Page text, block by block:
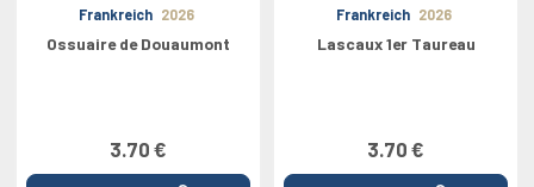
Frankreich 2026
Ossuaire de Douaumont
3.70 €
Frankreich 2026
Lascaux 1er Taureau
3.70 €